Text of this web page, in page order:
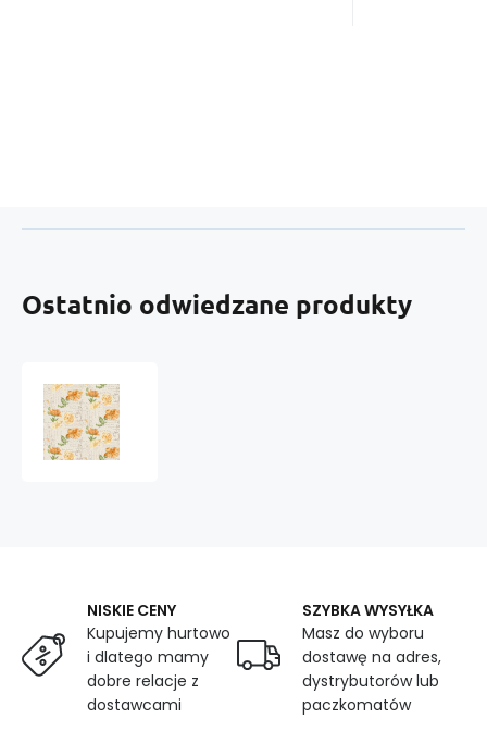
Ostatnio odwiedzane produkty
NISKIE CENY
Kupujemy hurtowo
i dlatego mamy
dobre relacje z
dostawcami
SZYBKA WYSYŁKA
Masz do wyboru
dostawę na adres,
dystrybutorów lub
paczkomatów